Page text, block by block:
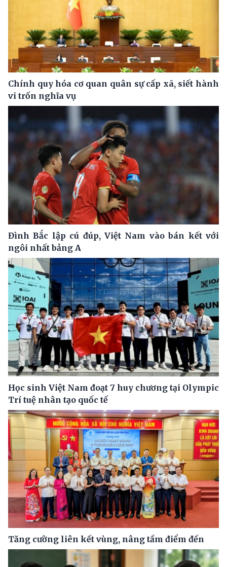
Chính quy hóa cơ quan quân sự cấp xã, siết hành
vi trốn nghĩa vụ
Đình Bắc lập cú đúp, Việt Nam vào bán kết với
ngôi nhất bảng A
Học sinh Việt Nam đoạt 7 huy chương tại Olympic
Trí tuệ nhân tạo quốc tế
Tăng cường liên kết vùng, nâng tầm điểm đến